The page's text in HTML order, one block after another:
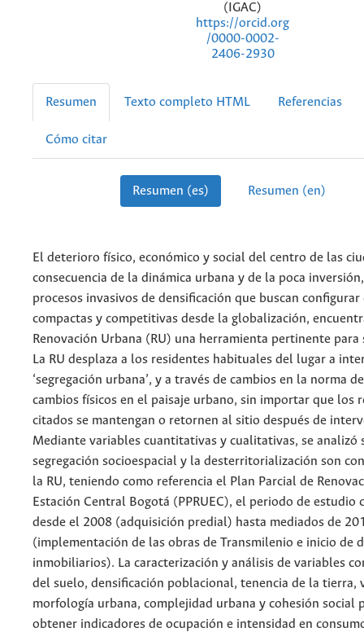
(IGAC)
https://orcid.org
/0000-0002-
2406-2930
Resumen Texto completo HTML Referencias
Cómo citar
Resumen (es) Resumen (en)
El deterioro físico, económico y social del centro de las
consecuencia de la dinámica urbana y de la poca
procesos invasivos de densificación que buscan configurar
compactas y competitivas desde la globalización,
Renovación Urbana (RU) una herramienta pertinente para
La RU desplaza a los residentes habituales del lugar a
‘segregación urbana’, y a través de cambios en la norma
cambios físicos en el paisaje urbano, sin importar que los
citados se mantengan o retornen al sitio después de
Mediante variables cuantitativas y cualitativas, se analizó
segregación socioespacial y la desterritorialización son
la RU, teniendo como referencia el Plan Parcial de
Estación Central Bogotá (PPRUEC), el periodo de estudio
desde el 2008 (adquisición predial) hasta mediados de
(implementación de las obras de Transmilenio e inicio de
inmobiliarios). La caracterización y análisis de variables
del suelo, densificación poblacional, tenencia de la tierra,
morfología urbana, complejidad urbana y cohesión social
obtener indicadores de ocupación e intensidad en